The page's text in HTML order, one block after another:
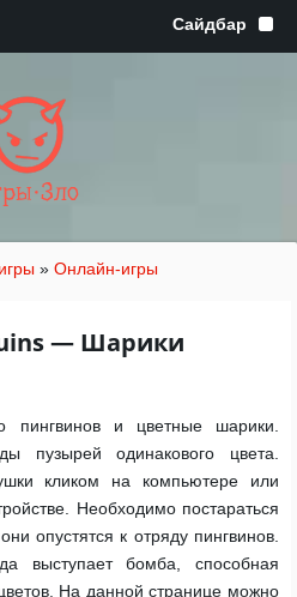
» Онлайн-игры
— Шарики
пингвинов и цветные шарики.
пузырей одинакового цвета.
кликом на компьютере или
Необходимо постараться
опустятся к отряду пингвинов.
выступает бомба, способная
На данной странице можно